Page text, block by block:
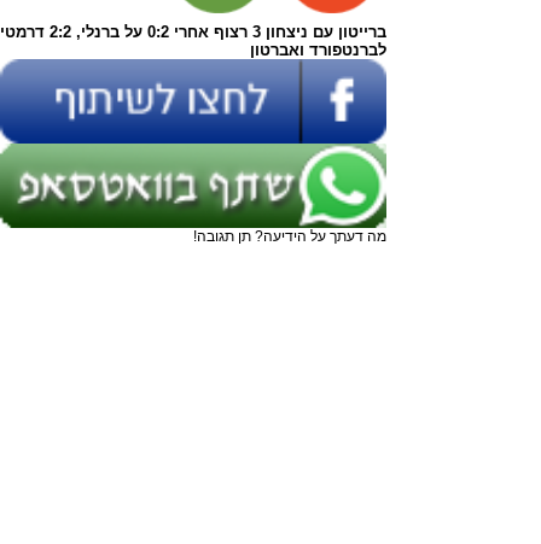
ברייטון עם ניצחון 3 רצוף אחרי 0:2 על ברנלי, 2:2 דרמטי
לברנטפורד ואברטון
מה דעתך על הידיעה? תן תגובה!